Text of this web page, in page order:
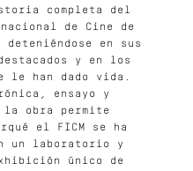
completa del
de Cine de
en sus
destacados y en los
le han dado vida.
ensayo y
obra permite
el FICM se ha
un laboratorio y
único de